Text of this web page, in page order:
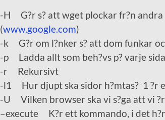
-H G?r s? att wget plockar fr?n
(www.google.com)
-k G?r om l?nker s? att dom funkar
-p Ladda allt som beh?vs p? varje
-r Rekursivt
-l1 Hur djupt ska sidor h?mtas? 1 ?r
-U Vilken browser ska vi s?ga att vi
–execute K?r ett kommando, i det